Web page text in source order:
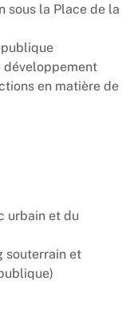
sous la Place de la
développement
en matière de
urbain et du
souterrain et